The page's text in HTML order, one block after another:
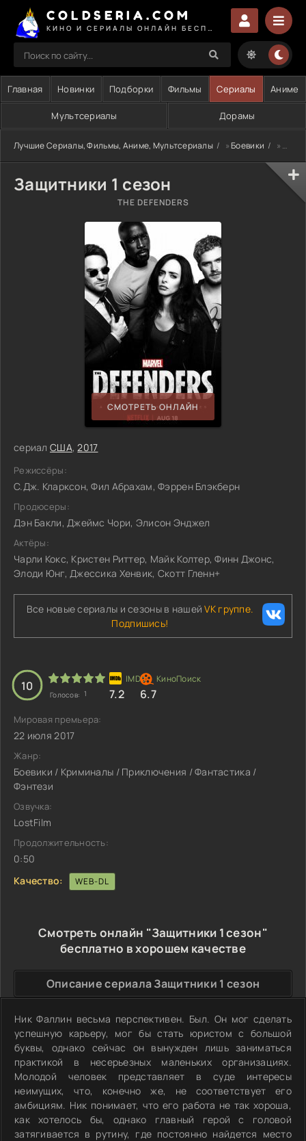
COLDSERIA.COM
Главная Новинки Подборки Фильмы Сериалы Аниме
Мультсериалы Дорамы
Лучшие Сериалы, Фильмы, Аниме, Мультсериалы »Боевики » Защитники 1 сезон
Защитники 1 сезон
THE DEFENDERS
СМОТРЕТЬ ОНЛАЙН
сериал США,2017
Режиссёры:
С.Дж. Кларксон, Фил Абрахам, Фэррен Блэкберн
Продюсеры:
Дэн Бакли, Джеймс Чори, Элисон Энджел
Актёры:
Чарли Кокс, Кристен Риттер, Майк Колтер, Финн Джонс,
Элоди Юнг, Джессика Хенвик, Скотт Гленн+
Все новые сериалы и сезоны в нашейVK группе.
Подпишись!
10
Голосов: 1 7.2 6.7
Мировая премьера:
22 июля 2017
Жанр:
Боевики / Криминалы / Приключения / Фантастика /
Фэнтези
Озвучка:
LostFilm
Продолжительность:
0:50
Качество:
WEB-DL
Смотреть онлайн "Защитники 1 сезон"
бесплатно в хорошем качестве
Описание сериала Защитники 1 сезон
Ник Фаллин весьма перспективен. Был. Он мог сделать
успешную карьеру, мог бы стать юристом с большой
буквы, однако сейчас он вынужден лишь заниматься
практикой в несерьезных маленьких организациях.
Молодой человек представляет в суде интересы
неимущих, что, конечно же, не соответствует его
амбициям. Ник понимает, что его работа не так хороша,
как хотелось бы, однако главный герой с головой
затягивается в рутину, где постоянно найдется место